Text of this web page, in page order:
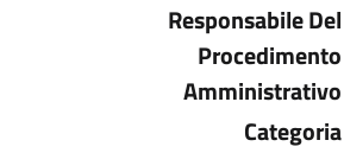
Responsabile Del
Procedimento
Amministrativo
Categoria